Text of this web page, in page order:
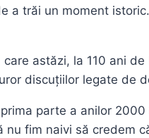
a trăi un moment
astăzi, la 110 ani de
discuțiilor legate de
parte a anilor
nu fim naivi să credem